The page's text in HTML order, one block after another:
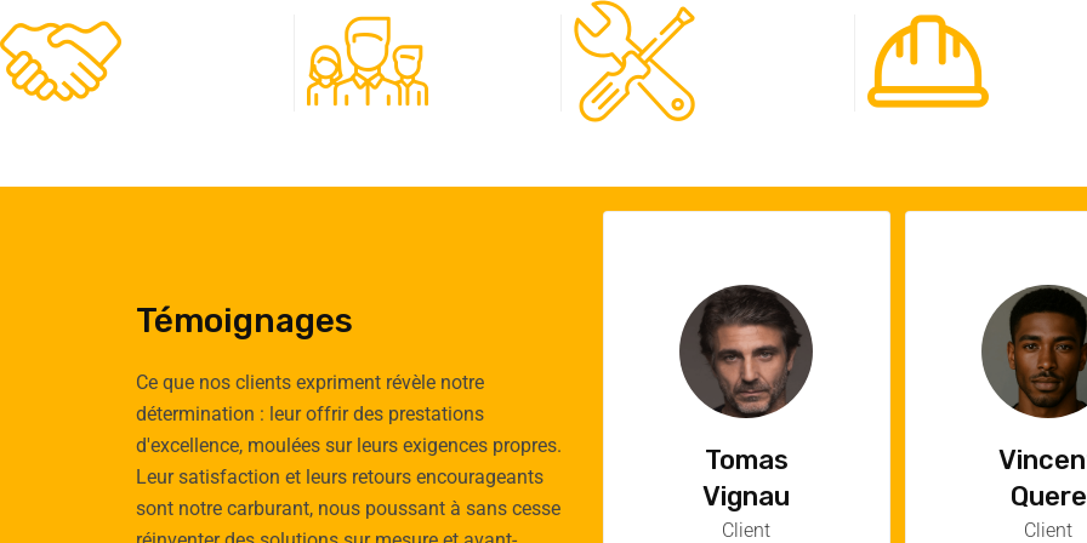
Témoignages
Ce que nos clients expriment révèle notre
détermination : leur offrir des prestations
d'excellence, moulées sur leurs exigences propres.
Leur satisfaction et leurs retours encourageants
sont notre carburant, nous poussant à sans cesse
Emilie
Cauchy
Cliente
Tomas
Vignau
Client
Vincent
Quere
Client
Emilie
Cauchy
Cliente